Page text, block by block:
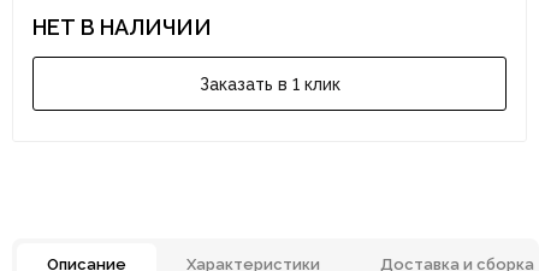
НЕТ В НАЛИЧИИ
Заказать в 1 клик
Описание Характеристики Доставка и сборка